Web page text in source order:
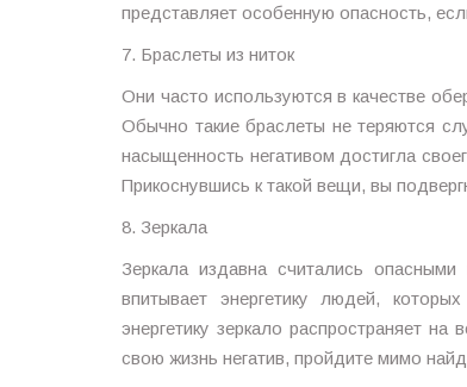
представляет особенную опасность,
7. Браслеты из ниток
Они часто используются в качестве
Обычно такие браслеты не теряются
насыщенность негативом достигла
Прикоснувшись к такой вещи, вы
8. Зеркала
Зеркала издавна считались
впитывает энергетику людей,
энергетику зеркало распространяет
свою жизнь негатив, пройдите мимо